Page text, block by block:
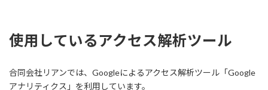
使用しているアクセス解析ツール
合同会社リアンでは、Googleによるアクセス解析ツール「Google
アナリティクス」を利用しています。